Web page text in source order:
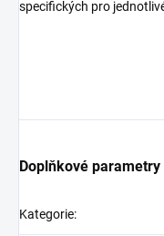
specifických pro
Doplňkové parametry
Kategorie: